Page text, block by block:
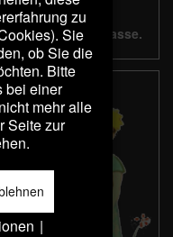
Pass.
an der Abendkasse.
zu
Sie
ob Sie die
Bitte
bei einer
mehr alle
Seite zur
|